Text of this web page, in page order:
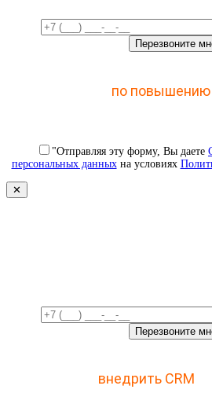
по
"Отправляя эту форму, Вы даете
персональных данныхна условиях
✕
внедрить CRM